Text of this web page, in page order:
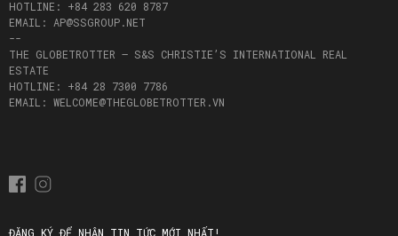
HOTLINE: +84 283 620 8787
EMAIL: AP@SSGROUP.NET
--
THE GLOBETROTTER – S&S CHRISTIE’S INTERNATIONAL REAL
ESTATE
HOTLINE: +84 28 7300 7786
EMAIL: WELCOME@THEGLOBETROTTER.VN
ĐĂNG KÝ ĐỂ NHẬN TIN TỨC MỚI NHẤT!